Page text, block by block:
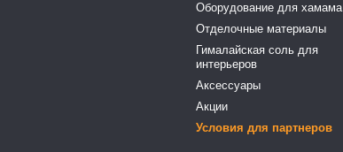
Оборудование для хамама
Отделочные материалы
Гималайская соль для
интерьеров
Аксессуары
Акции
Условия для партнеров